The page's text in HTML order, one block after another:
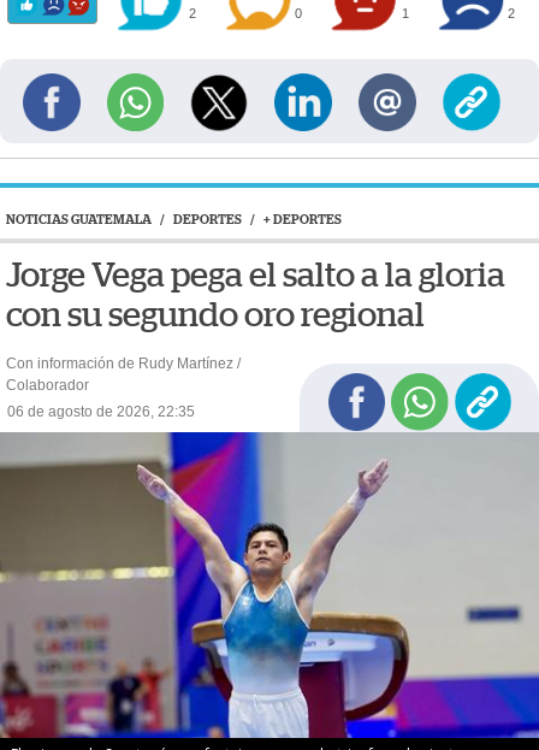
2 0 1 2
NOTICIAS GUATEMALA / DEPORTES / + DEPORTES
Jorge Vega pega el salto a la gloria
con su segundo oro regional
Con información de Rudy Martínez /
Colaborador
06 de agosto de 2026, 22:35